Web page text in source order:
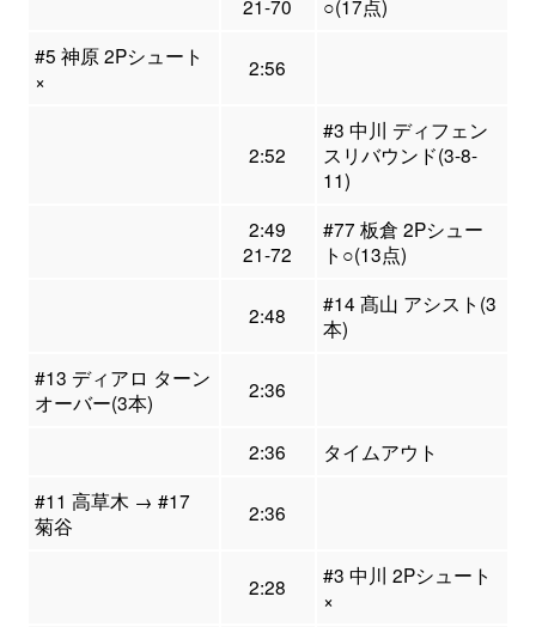
21-70
○(17点)
#5 神原 2Pシュート
×
2:56
2:52
#3 中川 ディフェン
スリバウンド(3-8-
11)
2:49
21-72
#77 板倉 2Pシュー
ト○(13点)
2:48
#14 髙山 アシスト(3
本)
#13 ディアロ ターン
オーバー(3本)
2:36
2:36
タイムアウト
#11 高草木 → #17
菊谷
2:36
2:28
#3 中川 2Pシュート
×